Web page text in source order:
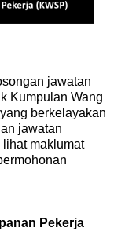
jawatan
Kumpulan Wang
berkelayakan
jawatan
maklumat
Pekerja